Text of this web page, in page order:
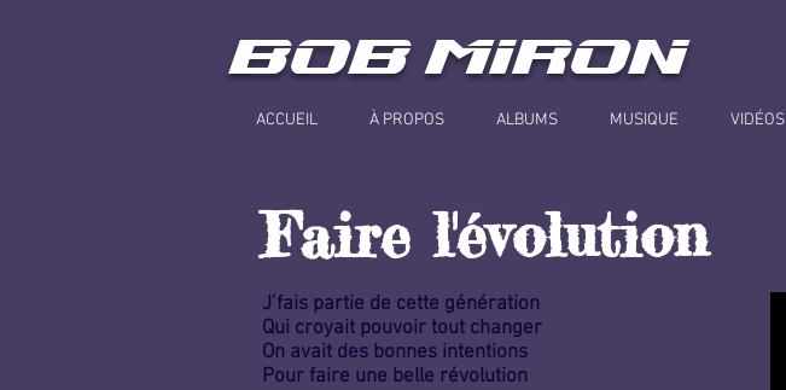
BOB MIRON
ACCUEIL À PROPOS ALBUMS MUSIQUE VIDÉOS
Faire l'évolution
J’fais partie de cette génération
Qui croyait pouvoir tout changer
On avait des bonnes intentions
Pour faire une belle révolution